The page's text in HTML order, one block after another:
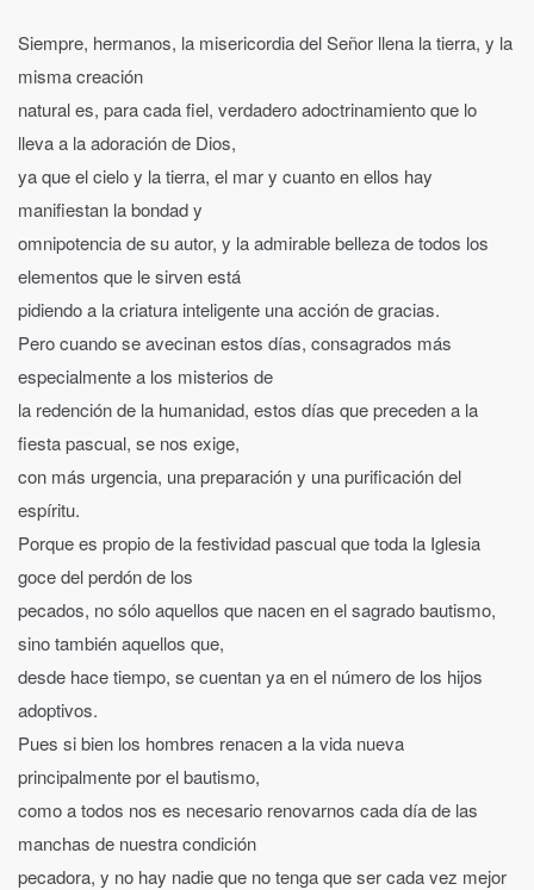
Siempre, hermanos, la misericordia del Señor llena la tierra, y la
misma creación
natural es, para cada fiel, verdadero adoctrinamiento que lo
lleva a la adoración de Dios,
ya que el cielo y la tierra, el mar y cuanto en ellos hay
manifiestan la bondad y
omnipotencia de su autor, y la admirable belleza de todos los
elementos que le sirven está
pidiendo a la criatura inteligente una acción de gracias.
Pero cuando se avecinan estos días, consagrados más
especialmente a los misterios de
la redención de la humanidad, estos días que preceden a la
fiesta pascual, se nos exige,
con más urgencia, una preparación y una purificación del
espíritu.
Porque es propio de la festividad pascual que toda la Iglesia
goce del perdón de los
pecados, no sólo aquellos que nacen en el sagrado bautismo,
sino también aquellos que,
desde hace tiempo, se cuentan ya en el número de los hijos
adoptivos.
Pues si bien los hombres renacen a la vida nueva
principalmente por el bautismo,
como a todos nos es necesario renovarnos cada día de las
manchas de nuestra condición
pecadora, y no hay nadie que no tenga que ser cada vez mejor